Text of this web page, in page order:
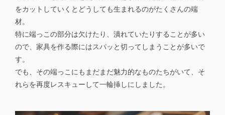
をカットしていくとどうしても生まれるのがたくさんの端
材。
特に端っこの部分は欠けたり、潰れていたりすることが多い
ので、家具を作る際にはスパッと切ってしまうことが多いで
す。
でも、その端っこにもまだまだ魅力的なものたちがいて、そ
れらを再度レスキューして一輪挿しにしました。